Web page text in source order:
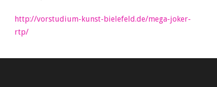
http://vorstudium-kunst-bielefeld.de/mega-joker-
rtp/